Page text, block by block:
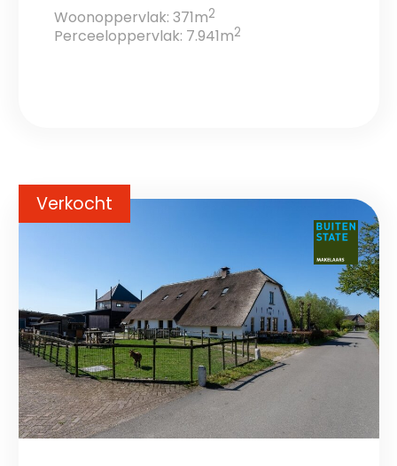
Woonoppervlak: 371m2
Perceeloppervlak: 7.941m2
Verkocht